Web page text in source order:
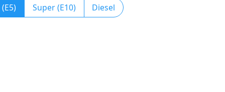
Super (E10) Diesel